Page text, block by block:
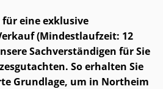
für eine exklusive
(Mindestlaufzeit: 12
Sach­ver­stän­di­gen für Sie
So erhalten Sie
Grundlage, um in Northeim